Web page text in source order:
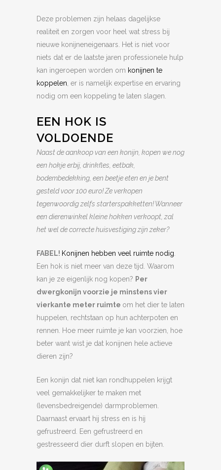
Deze problemen zijn helaas dagelijkse
realiteit en zorgen voor heel wat stress bij
nieuwe konijneneigenaars. Het is niet voor
niets dat er de laatste jaren professionele hulp
kan ingeroepen worden om konijnen te
koppelen, er is namelijk expertise en ervaring
nodig om een koppeling te laten slagen.
EEN HOK IS
VOLDOENDE
Naast de aankoop van een konijn, kopen we nog
een hokje erbij, drinkfles, eetbak,
bodembedekking, een beetje eten en je bent
gesteld voor 100 euro! Ze verkopen
tegenwoordig zelfs starterspakketten! Wanneer
een dierenwinkel kleine hokken verkoopt, zal
het wel de correcte huisvestiging zijn zeker?
FABEL! Konijnen hebben veel ruimte nodig.
Een hok is niet meer van deze tijd. Waarom
kan je ze eigenlijk nog kopen? Per
dwergkonijn voorzie je minstens vier
vierkante meter ruimte om het dier te laten
huppelen, rechtstaan op hun achterpoten en
rennen. Hoe meer ruimte je kan voorzien, hoe
beter want wist je dat konijnen hele actieve
dieren zijn?
Een konijn dat niet kan rondhuppelen krijgt
veel gemakkelijker te maken met
(levensbedreigende) darmproblemen.
Daarnaast ervaart hij stress en is hij
gefrustreerd. Een gefrustreerd en
gestresseerd dier durft slopen en bijten.